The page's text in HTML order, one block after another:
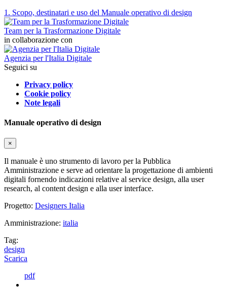
1. Scopo, destinatari e uso del Manuale operativo di design
Team per la Trasformazione Digitale
in collaborazione con
Agenzia per l'Italia Digitale
Seguici su
Privacy policy
Cookie policy
Note legali
Manuale operativo di design
×
Il manuale è uno strumento di lavoro per la Pubblica
Amministrazione e serve ad orientare la progettazione di ambienti
digitali fornendo indicazioni relative al service design, alla user
research, al content design e alla user interface.
Progetto: Designers Italia
Amministrazione: italia
Tag:
design
Scarica
pdf